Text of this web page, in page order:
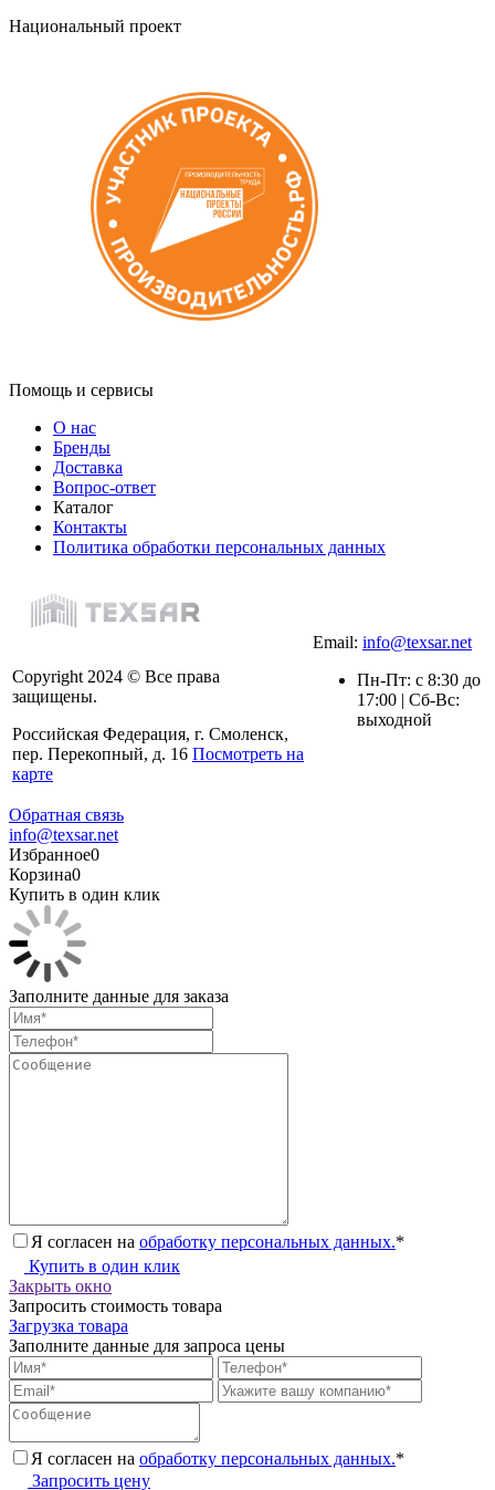
Национальный проект
Помощь и сервисы
О нас
Бренды
Доставка
Вопрос-ответ
Каталог
Контакты
Политика обработки персональных данных
Copyright 2024 © Все права
защищены.
Российская Федерация, г. Смоленск,
пер. Перекопный, д. 16 Посмотреть на
карте
Email: info@texsar.net
Пн-Пт: с 8:30 до
17:00 | Сб-Вс:
выходной
Обратная связь
info@texsar.net
Избранное0
Корзина0
Купить в один клик
Заполните данные для заказа
Я согласен на обработку персональных данных.*
Купить в один клик
Закрыть окно
Запросить стоимость товара
Загрузка товара
Заполните данные для запроса цены
Я согласен на обработку персональных данных.*
Запросить цену